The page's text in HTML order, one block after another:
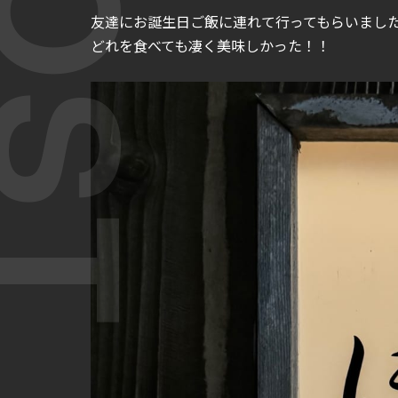
友達にお誕生日ご飯に連れて行ってもらいま
どれを食べても凄く美味しかった！！